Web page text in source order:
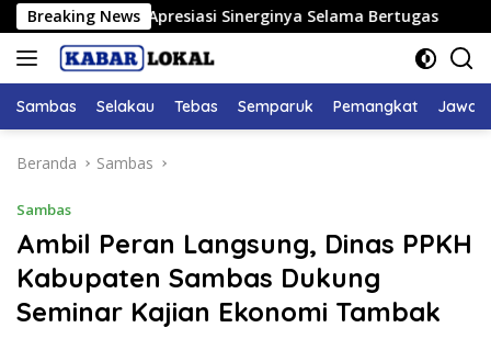
Langsung
ke
konten
Breaking News
Apresiasi Sinerginya Selama Bertugas Bupati
Sambas Selakau Tebas Semparuk Pemangkat Jawai
Beranda Sambas
Sambas
Ambil Peran Langsung, Dinas PPKH
Kabupaten Sambas Dukung
Seminar Kajian Ekonomi Tambak